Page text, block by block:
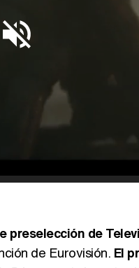
preselección de
de Eurovisión. El